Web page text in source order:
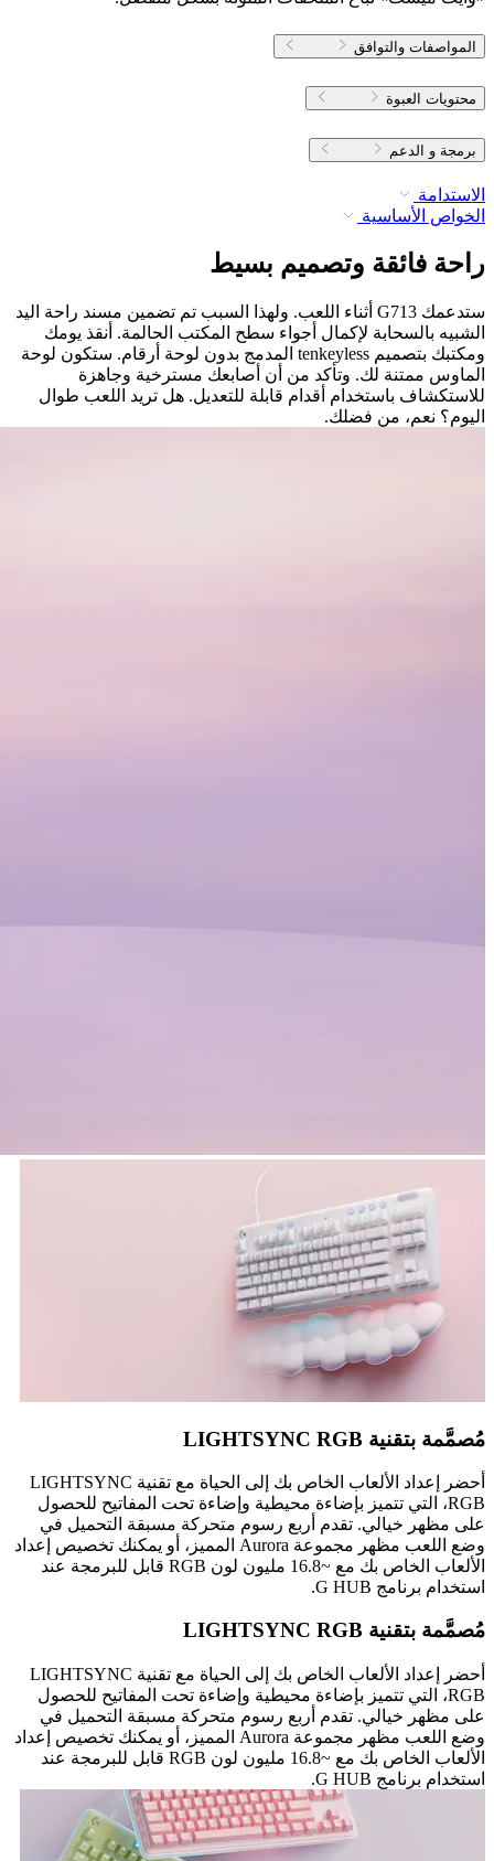
المواصفات والتوافق
محتويات العبوة
برمجة و الدعم
الاستدامة
الخواص الأساسية
راحة فائقة وتصميم بسيط
ستدعمك G713 أثناء اللعب. ولهذا السبب تم تضمين مسند راحة اليد
الشبيه بالسحابة لإكمال أجواء سطح المكتب الحالمة. أنقذ يومك
ومكتبك بتصميم tenkeyless المدمج بدون لوحة أرقام. ستكون لوحة
الماوس ممتنة لك. وتأكد من أن أصابعك مسترخية وجاهزة
للاستكشاف باستخدام أقدام قابلة للتعديل. هل تريد اللعب طوال
اليوم؟ نعم، من فضلك.
مُصمَّمة بتقنية LIGHTSYNC RGB
أحضر إعداد الألعاب الخاص بك إلى الحياة مع تقنية LIGHTSYNC
RGB، التي تتميز بإضاءة محيطية وإضاءة تحت المفاتيح للحصول
على مظهر خيالي. تقدم أربع رسوم متحركة مسبقة التحميل في
وضع اللعب مظهر مجموعة Aurora المميز، أو يمكنك تخصيص إعداد
الألعاب الخاص بك مع ~16.8 مليون لون RGB قابل للبرمجة عند
استخدام برنامج G HUB.
مُصمَّمة بتقنية LIGHTSYNC RGB
أحضر إعداد الألعاب الخاص بك إلى الحياة مع تقنية LIGHTSYNC
RGB، التي تتميز بإضاءة محيطية وإضاءة تحت المفاتيح للحصول
على مظهر خيالي. تقدم أربع رسوم متحركة مسبقة التحميل في
وضع اللعب مظهر مجموعة Aurora المميز، أو يمكنك تخصيص إعداد
الألعاب الخاص بك مع ~16.8 مليون لون RGB قابل للبرمجة عند
استخدام برنامج G HUB.